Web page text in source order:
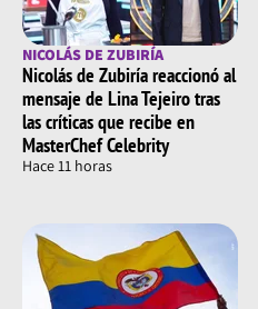
NICOLÁS DE ZUBIRÍA
Nicolás de Zubiría reaccionó al
mensaje de Lina Tejeiro tras
las críticas que recibe en
MasterChef Celebrity
Hace 11 horas